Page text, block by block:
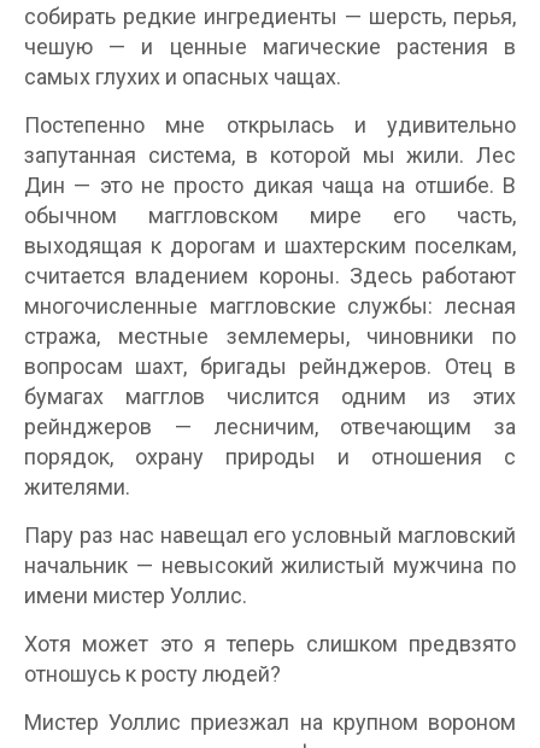
собирать редкие ингредиенты — шерсть, перья,
чешую — и ценные магические растения в
самых глухих и опасных чащах.
Постепенно мне открылась и удивительно
запутанная система, в которой мы жили. Лес
Дин — это не просто дикая чаща на отшибе. В
обычном маггловском мире его часть,
выходящая к дорогам и шахтерским поселкам,
считается владением короны. Здесь работают
многочисленные маггловские службы: лесная
стража, местные землемеры, чиновники по
вопросам шахт, бригады рейнджеров. Отец в
бумагах магглов числится одним из этих
рейнджеров — лесничим, отвечающим за
порядок, охрану природы и отношения с
жителями.
Пару раз нас навещал его условный магловский
начальник — невысокий жилистый мужчина по
имени мистер Уоллис.
Хотя может это я теперь слишком предвзято
отношусь к росту людей?
Мистер Уоллис приезжал на крупном вороном